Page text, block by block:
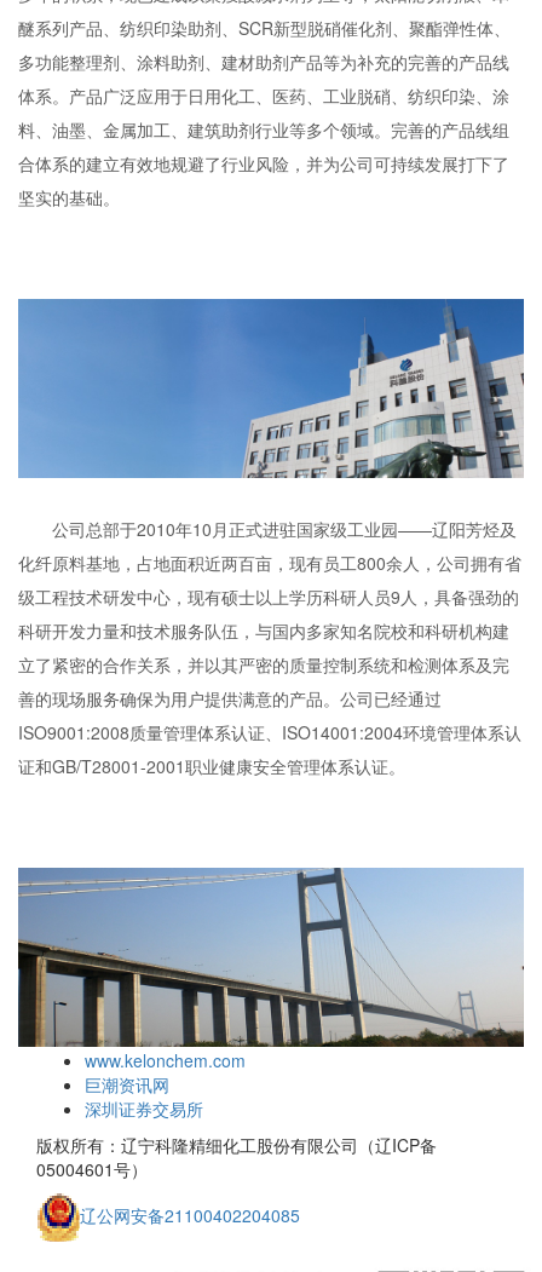
醚系列产品、纺织印染助剂、SCR新型脱硝催化剂、聚酯弹性体、
多功能整理剂、涂料助剂、建材助剂产品等为补充的完善的产品线
体系。产品广泛应用于日用化工、医药、工业脱硝、纺织印染、涂
料、油墨、金属加工、建筑助剂行业等多个领域。完善的产品线组
合体系的建立有效地规避了行业风险，并为公司可持续发展打下了
坚实的基础。
公司总部于2010年10月正式进驻国家级工业园——辽阳芳烃及
化纤原料基地，占地面积近两百亩，现有员工800余人，公司拥有省
级工程技术研发中心，现有硕士以上学历科研人员9人，具备强劲的
科研开发力量和技术服务队伍，与国内多家知名院校和科研机构建
立了紧密的合作关系，并以其严密的质量控制系统和检测体系及完
善的现场服务确保为用户提供满意的产品。公司已经通过
ISO9001:2008质量管理体系认证、ISO14001:2004环境管理体系认
证和GB/T28001-2001职业健康安全管理体系认证。
www.kelonchem.com
巨潮资讯网
深圳证券交易所
版权所有：辽宁科隆精细化工股份有限公司（辽ICP备
05004601号）
辽公网安备21100402204085